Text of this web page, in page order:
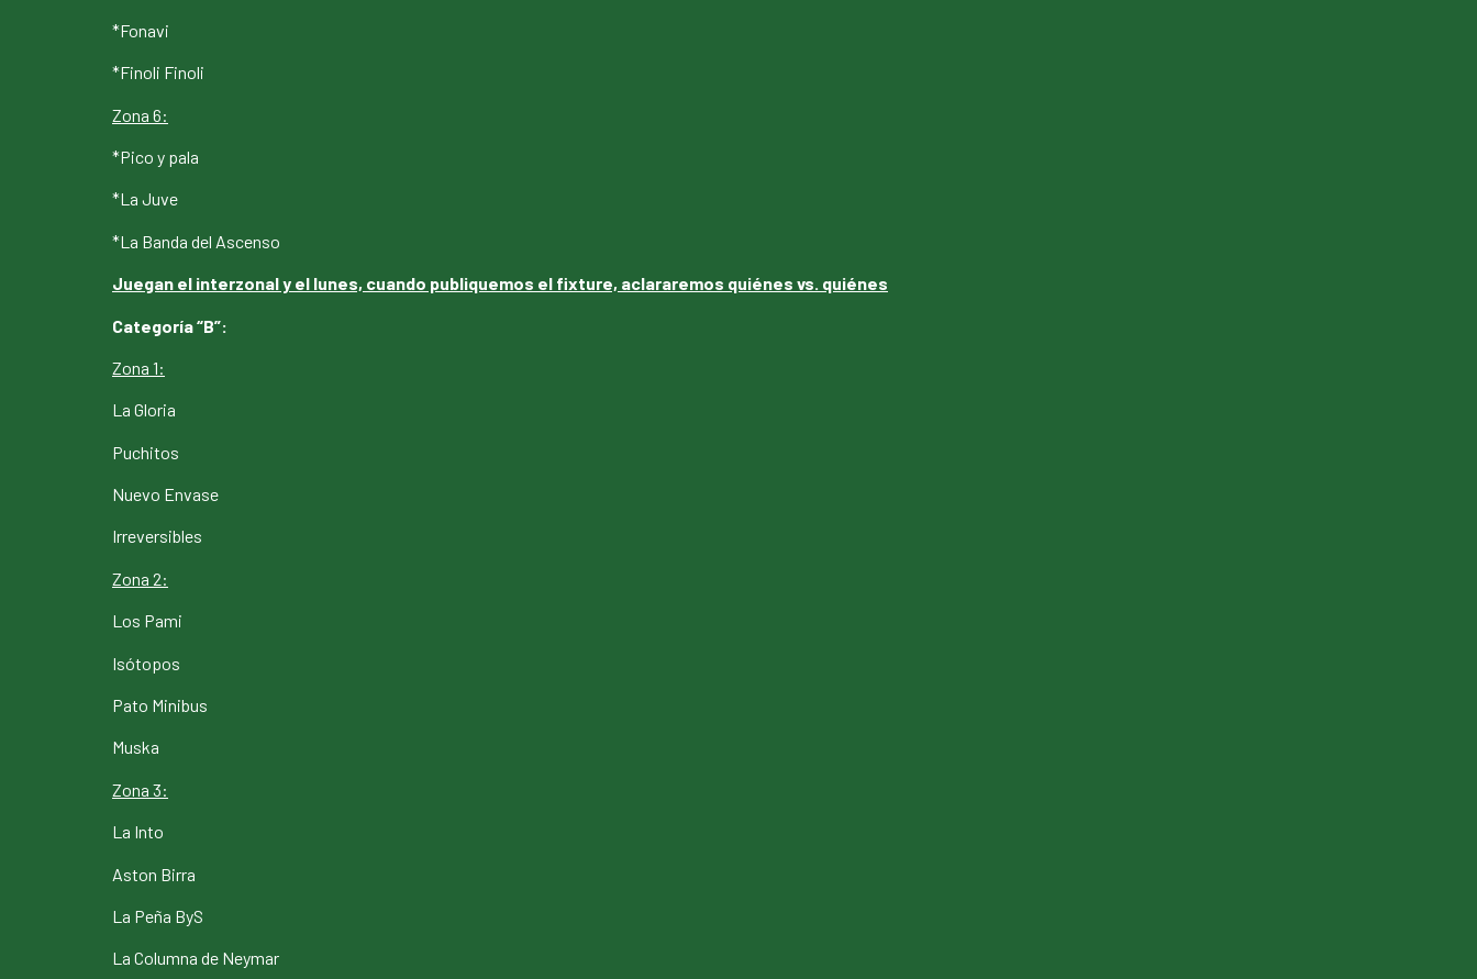
*Fonavi
*Finoli Finoli
Zona 6:
*Pico y pala
*La Juve
*La Banda del Ascenso
Juegan el interzonal y el lunes, cuando publiquemos el fixture, aclararemos quiénes vs. quiénes
Categoría “B”:
Zona 1:
La Gloria
Puchitos
Nuevo Envase
Irreversibles
Zona 2:
Los Pami
Isótopos
Pato Minibus
Muska
Zona 3:
La Into
Aston Birra
La Peña ByS
La Columna de Neymar